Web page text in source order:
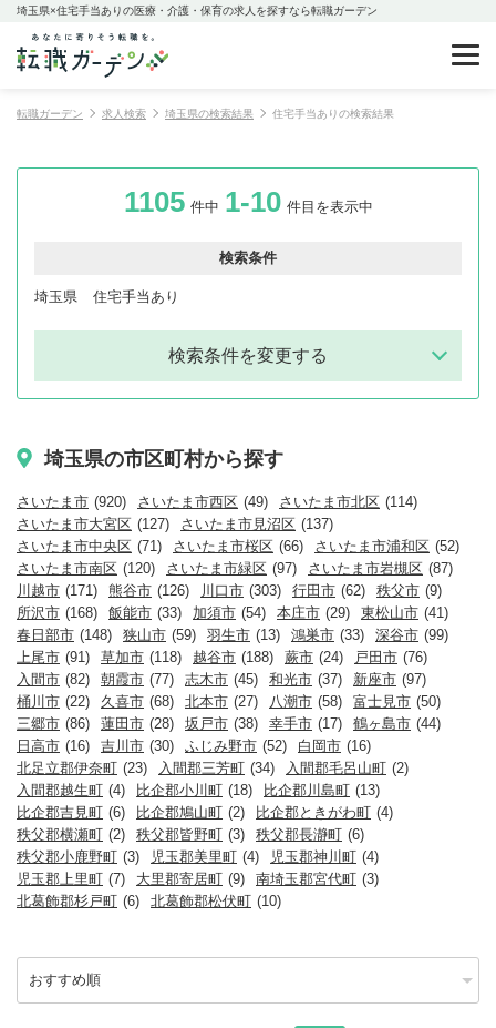
埼玉県×住宅手当ありの医療・介護・保育の求人を探すなら転職ガーデン
転職ガーデン 求人検索 埼玉県の検索結果 住宅手当ありの検索結果
1105 件中 1-10 件目を表示中
検索条件
埼玉県 住宅手当あり
検索条件を変更する
埼玉県の市区町村から探す
さいたま市 (920) さいたま市西区 (49) さいたま市北区 (114)
さいたま市大宮区 (127) さいたま市見沼区 (137)
さいたま市中央区 (71) さいたま市桜区 (66) さいたま市浦和区 (52)
さいたま市南区 (120) さいたま市緑区 (97) さいたま市岩槻区 (87)
川越市 (171) 熊谷市 (126) 川口市 (303) 行田市 (62) 秩父市 (9)
所沢市 (168) 飯能市 (33) 加須市 (54) 本庄市 (29) 東松山市 (41)
春日部市 (148) 狭山市 (59) 羽生市 (13) 鴻巣市 (33) 深谷市 (99)
上尾市 (91) 草加市 (118) 越谷市 (188) 蕨市 (24) 戸田市 (76)
入間市 (82) 朝霞市 (77) 志木市 (45) 和光市 (37) 新座市 (97)
桶川市 (22) 久喜市 (68) 北本市 (27) 八潮市 (58) 富士見市 (50)
三郷市 (86) 蓮田市 (28) 坂戸市 (38) 幸手市 (17) 鶴ヶ島市 (44)
日高市 (16) 吉川市 (30) ふじみ野市 (52) 白岡市 (16)
北足立郡伊奈町 (23) 入間郡三芳町 (34) 入間郡毛呂山町 (2)
入間郡越生町 (4) 比企郡小川町 (18) 比企郡川島町 (13)
比企郡吉見町 (6) 比企郡鳩山町 (2) 比企郡ときがわ町 (4)
秩父郡横瀬町 (2) 秩父郡皆野町 (3) 秩父郡長瀞町 (6)
秩父郡小鹿野町 (3) 児玉郡美里町 (4) 児玉郡神川町 (4)
児玉郡上里町 (7) 大里郡寄居町 (9) 南埼玉郡宮代町 (3)
北葛飾郡杉戸町 (6) 北葛飾郡松伏町 (10)